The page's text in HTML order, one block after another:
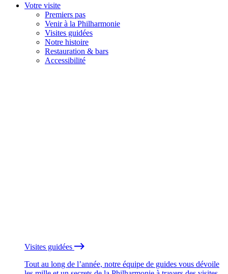
Votre visite
Premiers pas
Venir à la Philharmonie
Visites guidées
Notre histoire
Restauration & bars
Accessibilité
Visites guidées
Tout au long de l’année, notre équipe de guides vous dévoile